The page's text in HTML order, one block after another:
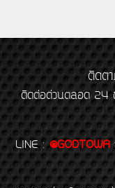
ติดตาม
ติดต่อด่วนตลอด 24
LINE : @GODTOWA